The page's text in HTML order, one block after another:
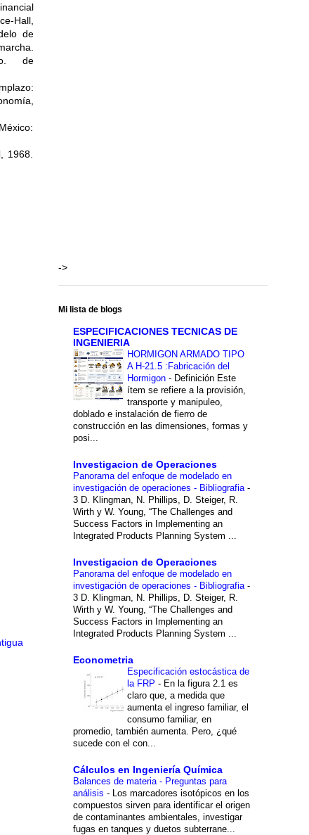
Hall,
de
de
1968.
->
Mi lista de blogs
ESPECIFICACIONES TECNICAS DE
INGENIERIA
HORMIGON ARMADO TIPO
A H-21.5 :Fabricación del
Hormigon - Definición Este
ítem se refiere a la provisión,
transporte y manipuleo,
doblado e instalación de fierro de
construcción en las dimensiones, formas y
posi...
Investigacion de Operaciones
Panorama del enfoque de modelado en
investigación de operaciones - Bibliografia -
3 D. Klingman, N. Phillips, D. Steiger, R.
Wirth y W. Young, “The Challenges and
Success Factors in Implementing an
Integrated Products Planning System ...
Investigacion de Operaciones
Panorama del enfoque de modelado en
investigación de operaciones - Bibliografia -
3 D. Klingman, N. Phillips, D. Steiger, R.
Wirth y W. Young, “The Challenges and
Success Factors in Implementing an
Integrated Products Planning System ...
Econometria
Especificación estocástica de
la FRP - En la figura 2.1 es
claro que, a medida que
aumenta el ingreso familiar, el
consumo familiar, en
promedio, también aumenta. Pero, ¿qué
sucede con el con...
Cálculos en Ingeniería Química
Balances de materia - Preguntas para
análisis -
Los marcadores isotópicos en los
compuestos sirven para identificar el origen
de contaminantes ambientales, investigar
fugas en tanques y duetos subterrane...